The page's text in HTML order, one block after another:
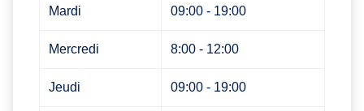
Mardi 09:00 - 19:00
Mercredi 8:00 - 12:00
Jeudi 09:00 - 19:00